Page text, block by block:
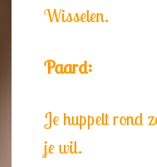
Wisselen.
Paard:
Je huppelt rond
je wil.